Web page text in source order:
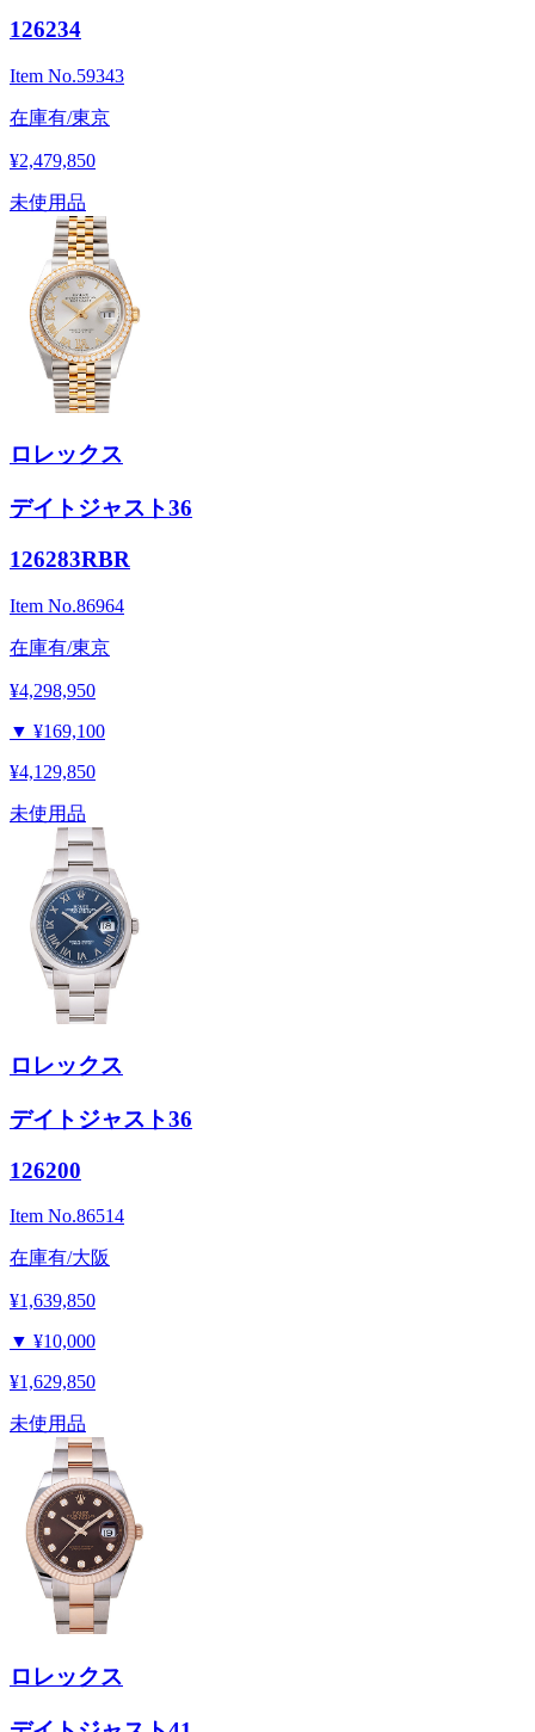
126234
Item No.59343
在庫有/東京
¥2,479,850
未使用品
ロレックス
デイトジャスト36
126283RBR
Item No.86964
在庫有/東京
¥4,298,950
▼ ¥169,100
¥4,129,850
未使用品
ロレックス
デイトジャスト36
126200
Item No.86514
在庫有/大阪
¥1,639,850
▼ ¥10,000
¥1,629,850
未使用品
ロレックス